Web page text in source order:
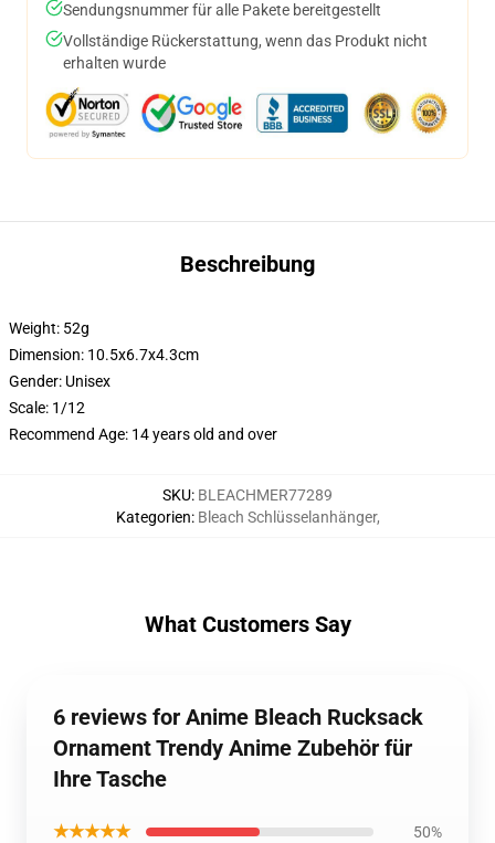
Sendungsnummer für alle Pakete bereitgestellt
Vollständige Rückerstattung, wenn das Produkt nicht
erhalten wurde
Beschreibung
Weight: 52g
Dimension: 10.5x6.7x4.3cm
Gender: Unisex
Scale: 1/12
Recommend Age: 14 years old and over
SKU: BLEACHMER77289
Kategorien: Bleach Schlüsselanhänger,
What Customers Say
6 reviews for Anime Bleach Rucksack
Ornament Trendy Anime Zubehör für
Ihre Tasche
★★★★★ 50%